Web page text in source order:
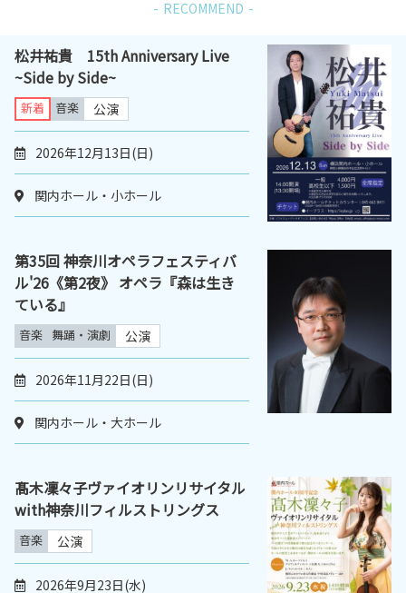
RECOMMEND
松井祐貴 15th Anniversary Live
~Side by Side~
新着 音楽 公演
2026年12月13日(日)
関内ホール・小ホール
第35回 神奈川オペラフェスティバ
ル'26《第2夜》 オペラ『森は生き
ている』
音楽 舞踊・演劇 公演
2026年11月22日(日)
関内ホール・大ホール
髙木凜々子ヴァイオリンリサイタル
with神奈川フィルストリングス
音楽 公演
2026年9月23日(水)